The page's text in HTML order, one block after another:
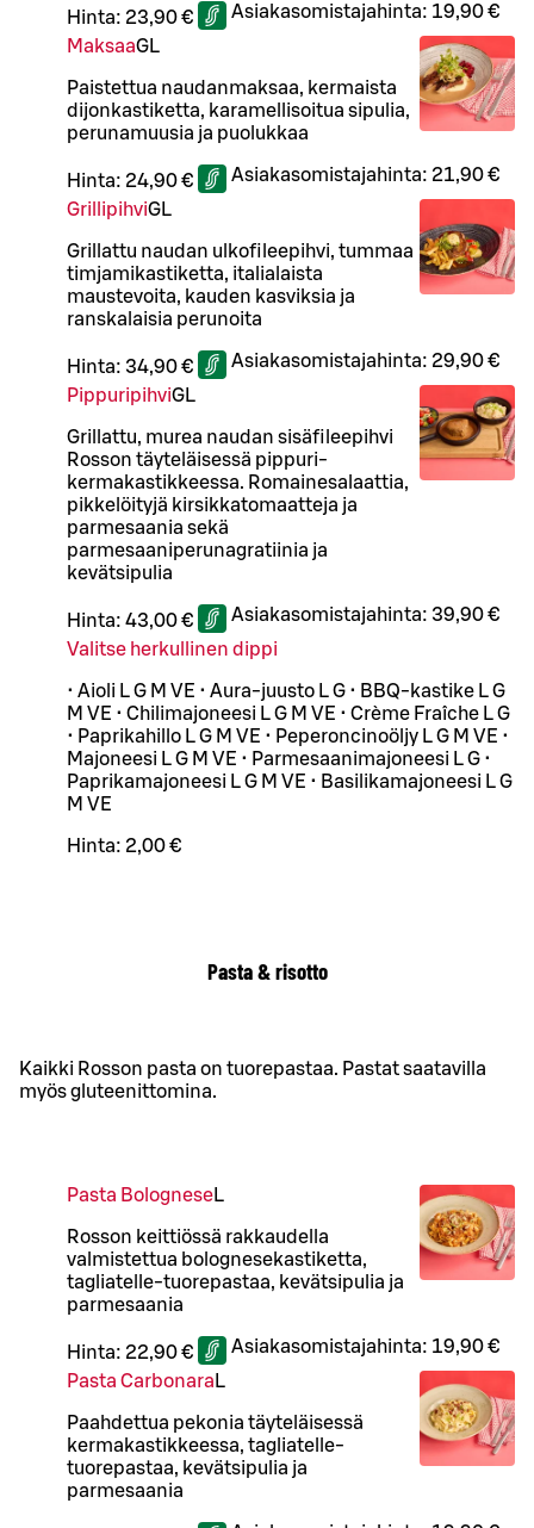
Hinta: 23,90 € Asiakasomistajahinta: 19,90 €
MaksaaGL
Paistettua naudanmaksaa, kermaista
dijonkastiketta, karamellisoitua sipulia,
perunamuusia ja puolukkaa
Hinta: 24,90 € Asiakasomistajahinta: 21,90 €
GrillipihviGL
Grillattu naudan ulkofileepihvi, tummaa
timjamikastiketta, italialaista
maustevoita, kauden kasviksia ja
ranskalaisia perunoita
Hinta: 34,90 € Asiakasomistajahinta: 29,90 €
PippuripihviGL
Grillattu, murea naudan sisäfileepihvi
Rosson täyteläisessä pippuri-
kermakastikkeessa. Romainesalaattia,
pikkelöityjä kirsikkatomaatteja ja
parmesaania sekä
parmesaaniperunagratiinia ja
kevätsipulia
Hinta: 43,00 € Asiakasomistajahinta: 39,90 €
Valitse herkullinen dippi
• Aioli L G M VE • Aura-juusto L G • BBQ-kastike L G
M VE • Chilimajoneesi L G M VE • Crème Fraîche L G
• Paprikahillo L G M VE • Peperoncinoöljy L G M VE •
Majoneesi L G M VE • Parmesaanimajoneesi L G •
Paprikamajoneesi L G M VE • Basilikamajoneesi L G
M VE
Hinta: 2,00 €
Pasta & risotto
Kaikki Rosson pasta on tuorepastaa. Pastat saatavilla
myös gluteenittomina.
Pasta BologneseL
Rosson keittiössä rakkaudella
valmistettua bolognesekastiketta,
tagliatelle-tuorepastaa, kevätsipulia ja
parmesaania
Hinta: 22,90 € Asiakasomistajahinta: 19,90 €
Pasta Carbonara L
Paahdettua pekonia täyteläisessä
kermakastikkeessa, tagliatelle-
tuorepastaa, kevätsipulia ja
parmesaania